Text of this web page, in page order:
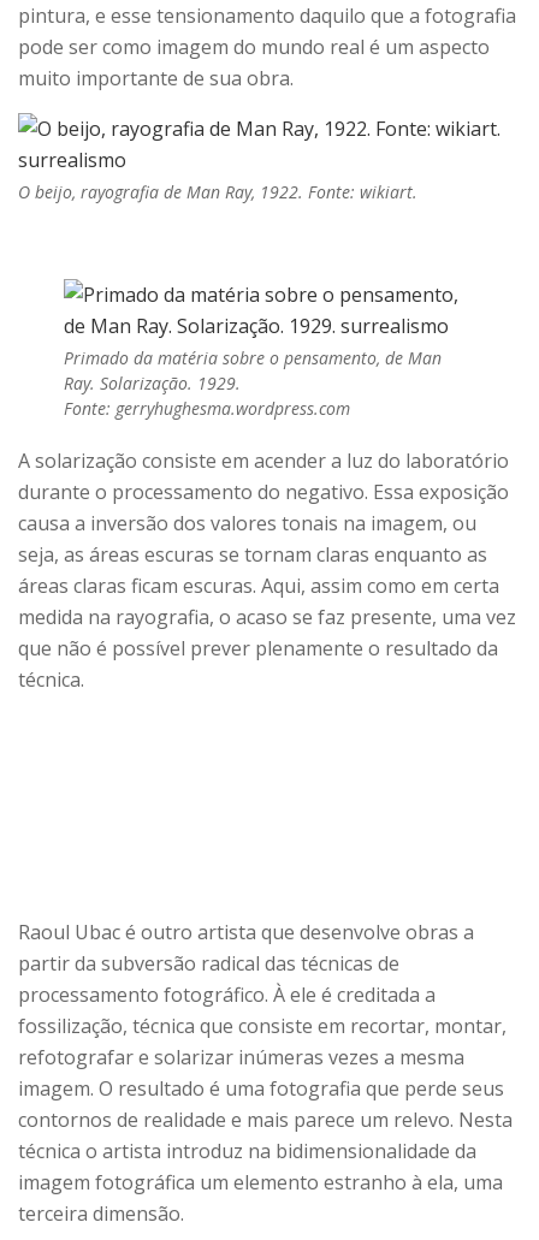
pintura, e esse tensionamento daquilo que a fotografia
pode ser como imagem do mundo real é um aspecto
muito importante de sua obra.
O beijo, rayografia de Man Ray, 1922. Fonte: wikiart.
Primado da matéria sobre o pensamento, de Man
Ray. Solarização. 1929.
Fonte: gerryhughesma.wordpress.com
A solarização consiste em acender a luz do laboratório
durante o processamento do negativo. Essa exposição
causa a inversão dos valores tonais na imagem, ou
seja, as áreas escuras se tornam claras enquanto as
áreas claras ficam escuras. Aqui, assim como em certa
medida na rayografia, o acaso se faz presente, uma vez
que não é possível prever plenamente o resultado da
técnica.
Raoul Ubac é outro artista que desenvolve obras a
partir da subversão radical das técnicas de
processamento fotográfico. À ele é creditada a
fossilização, técnica que consiste em recortar, montar,
refotografar e solarizar inúmeras vezes a mesma
imagem. O resultado é uma fotografia que perde seus
contornos de realidade e mais parece um relevo. Nesta
técnica o artista introduz na bidimensionalidade da
imagem fotográfica um elemento estranho à ela, uma
terceira dimensão.